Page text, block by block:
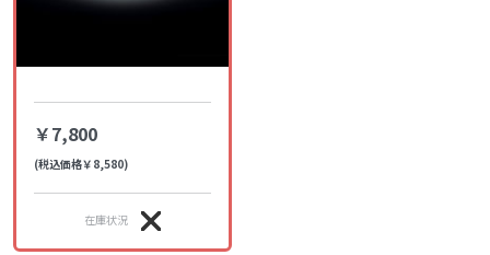
￥7,800
(税込価格￥8,580)
在庫状況